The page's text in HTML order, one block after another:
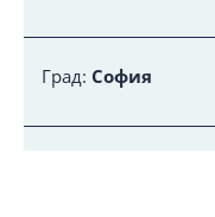
Град: София